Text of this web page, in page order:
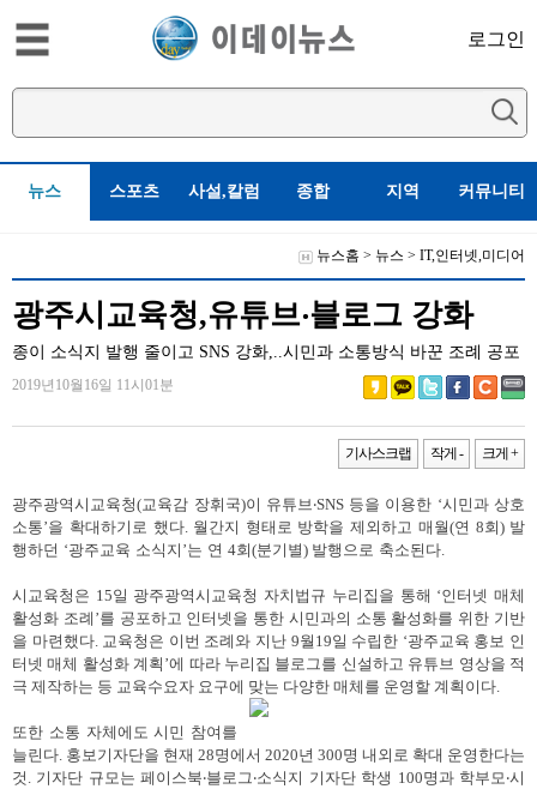
로그인
뉴스 스포츠 사설,칼럼 종합 지역 커뮤니티
뉴스홈 > 뉴스 > IT,인터넷,미디어
광주시교육청,유튜브‧블로그 강화
종이 소식지 발행 줄이고 SNS 강화,..시민과 소통방식 바꾼 조례 공포
2019년10월16일 11시01분
기사스크랩 작게 - 크게 +
광주광역시교육청(교육감 장휘국)이 유튜브‧SNS 등을 이용한 ‘시민과 상호
소통’을 확대하기로 했다. 월간지 형태로 방학을 제외하고 매월(연8회) 발
행하던 ‘광주교육 소식지 ’는 연 4회(분기별) 발행으로 축소된다.
시교육청은 15일 광주광역시교육청 자치법규 누리집을 통해 ‘인터넷 매체
활성화 조례 ’를 공포하고 인터넷을 통한 시민과의 소통 활성화를 위한 기반
을 마련했다. 교육청은 이번 조례와 지난 9월 19일 수립한 ‘광주교육 홍보 인
터넷 매체 활성화 계획 ’에 따라 누리집 블로그를 신설하고 유튜브 영상을 적
극 제작하는 등 교육수요자 요구에 맞는 다양한 매체를 운영할 계획이다.
또한 소통 자체에도 시민 참여를
늘린다. 홍보기자단을 현재 28명에서 2020년 300명 내외로 확대 운영한다는
것 . 기자단 규모는 페이스북‧블로그‧소식지 기자단 학생 100명과 학부모‧시